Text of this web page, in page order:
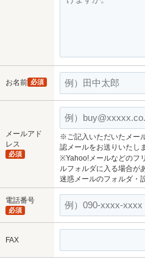
お名前 必須
メールアド
レス
必須
※ご記入いただいたメー
認メールをお送りいたし
※Yahoo!メールなどのフ
ルフォルダに入る場合が
迷惑メールのフォルダ・
電話番号
必須
FAX